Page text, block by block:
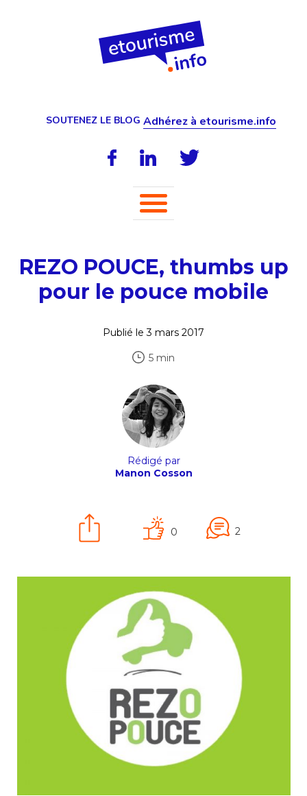
SOUTENEZ LE BLOG Adhérez à etourisme.info
REZO POUCE, thumbs up
pour le pouce mobile
Publié le 3 mars 2017
5 min
Rédigé par
Manon Cosson
0 2